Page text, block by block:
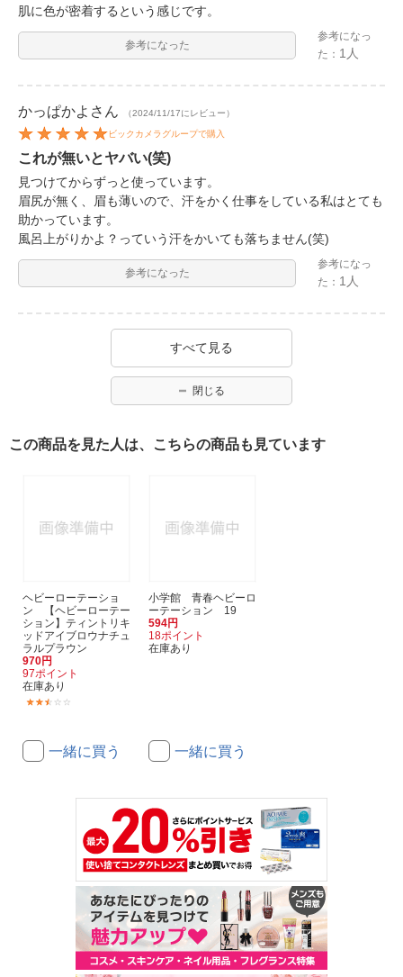
肌に色が密着するという感じです。
参考になった
参考になっ
た： 1人
かっぱかよ さん （2024/11/17にレビュー）
ビックカメラグループで購入
これが無いとヤバい(笑)
見つけてからずっと使っています。
眉尻が無く、眉も薄いので、汗をかく仕事をしている私はとても
助かっています。
風呂上がりかよ？っていう汗をかいても落ちません(笑)
参考になった
参考になっ
た： 1人
すべて見る
閉じる
この商品を見た人は、こちらの商品も見ています
ヘビーローテーショ
ン 【ヘビーローテー
ション】ティントリキ
ッドアイブロウナチュ
ラルプラウン
970円
97ポイント
在庫あり
一緒に買う
小学館 青春ヘビーロ
ーテーション 19
594円
18ポイント
在庫あり
一緒に買う